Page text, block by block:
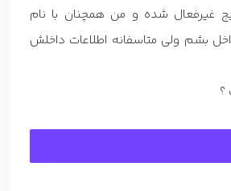
پیج غیرفعال شده و من همچنان با نام
بشم ولی متاسفانه اطلاعات داخلش
؟